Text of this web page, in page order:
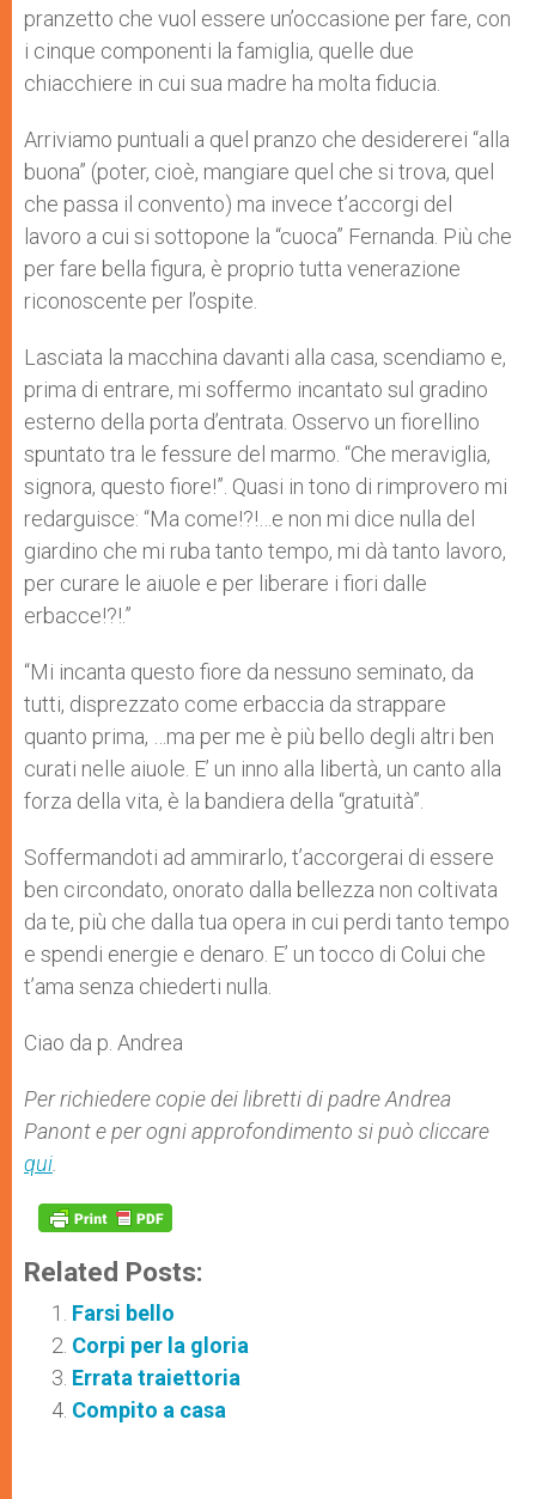
pranzetto che vuol essere un’occasione per fare, con
i cinque componenti la famiglia, quelle due
chiacchiere in cui sua madre ha molta fiducia.
Arriviamo puntuali a quel pranzo che desidererei “alla
buona” (poter, cioè, mangiare quel che si trova, quel
che passa il convento) ma invece t’accorgi del
lavoro a cui si sottopone la “cuoca” Fernanda. Più che
per fare bella figura, è proprio tutta venerazione
riconoscente per l’ospite.
Lasciata la macchina davanti alla casa, scendiamo e,
prima di entrare, mi soffermo incantato sul gradino
esterno della porta d’entrata. Osservo un fiorellino
spuntato tra le fessure del marmo. “Che meraviglia,
signora, questo fiore!”. Quasi in tono di rimprovero mi
redarguisce: “Ma come!?!…e non mi dice nulla del
giardino che mi ruba tanto tempo, mi dà tanto lavoro,
per curare le aiuole e per liberare i fiori dalle
erbacce!?!.”
“Mi incanta questo fiore da nessuno seminato, da
tutti, disprezzato come erbaccia da strappare
quanto prima, …ma per me è più bello degli altri ben
curati nelle aiuole. E’ un inno alla libertà, un canto alla
forza della vita, è la bandiera della “gratuità”.
Soffermandoti ad ammirarlo, t’accorgerai di essere
ben circondato, onorato dalla bellezza non coltivata
da te, più che dalla tua opera in cui perdi tanto tempo
e spendi energie e denaro. E’ un tocco di Colui che
t’ama senza chiederti nulla.
Ciao da p. Andrea
Per richiedere copie dei libretti di padre Andrea
Panont e per ogni approfondimento si può cliccare
qui
Related Posts:
Farsi bello
Corpi per la gloria
Errata traiettoria
Compito a casa